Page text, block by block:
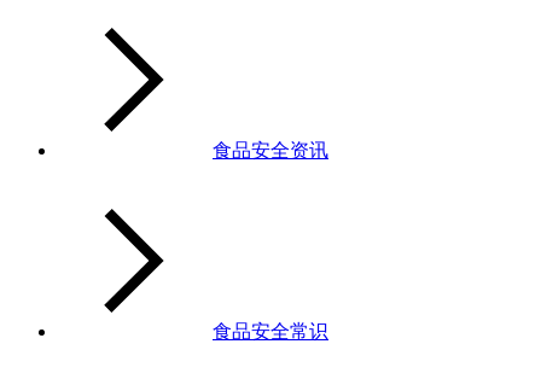
食品安全资讯
食品安全常识